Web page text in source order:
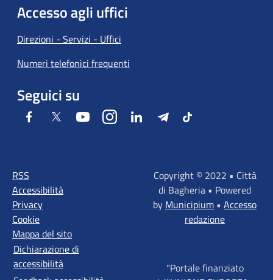
Accesso agli uffici
Direzioni - Servizi - Uffici
Numeri telefonici frequenti
Seguici su
Facebook Twitter YoutubeInstagramLinkedIn TelegramTiktok
RSS
Accessibilità
Privacy
Cookie
Mappa del sito
Dichiarazione di
accessibilità
Copyright © 2022 • Città
di Bagheria • Powered
by Municipium • Accesso
redazione
"Portale finanziato